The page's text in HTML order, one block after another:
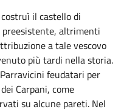
il castello di
altrimenti
a tale vescovo
più tardi nella storia.
feudatari per
Carpani, come
su alcune pareti. Nel